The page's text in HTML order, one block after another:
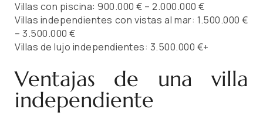
Villas con piscina: 900.000 € – 2.000.000 €
Villas independientes con vistas al mar: 1.500.000 €
– 3.500.000 €
Villas de lujo independientes: 3.500.000 €+
Ventajas de una villa
independiente